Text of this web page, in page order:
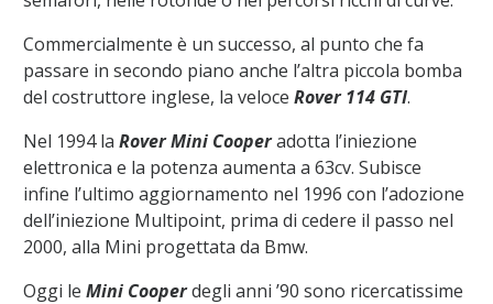
Commercialmente è un successo, al punto che fa
passare in secondo piano anche l’altra piccola bomba
del costruttore inglese, la veloce Rover 114 GTI.
Nel 1994 la Rover Mini Cooperadotta l’iniezione
elettronica e la potenza aumenta a 63cv. Subisce
infine l’ultimo aggiornamento nel 1996 con l’adozione
dell’iniezione Multipoint, prima di cedere il passo nel
2000, alla Mini progettata da Bmw.
Oggi le Mini Cooperdegli anni ’90 sono ricercatissime